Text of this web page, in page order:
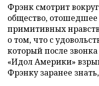
Фрэнк смотрит
общество,
примитивных
о том, что с
который после
«Идол Америки»
Фрэнку заранее